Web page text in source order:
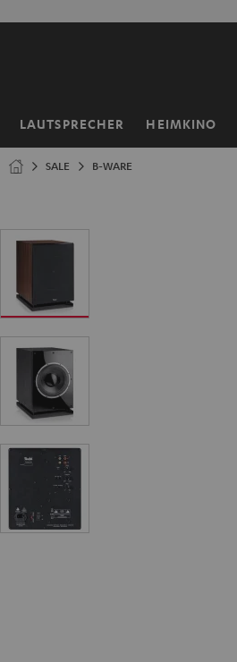
LAUTSPRECHER HEIMKINO
Startseite
SALE B-WARE